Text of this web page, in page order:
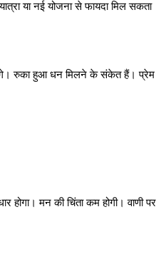
या नई योजना से फायदा मिल सकता
रुका हुआ धन मिलने के संकेत हैं। प्रेम
होगा। मन की चिंता कम होगी। वाणी पर